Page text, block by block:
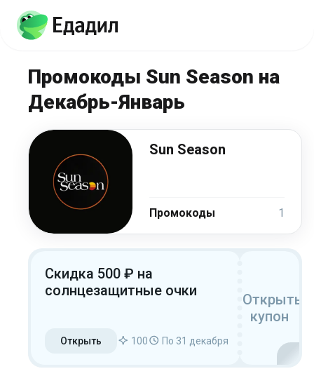
Промокоды Sun Season на
Декабрь-Январь
Sun Season
Промокоды 1
Скидка 500 ₽ на
солнцезащитные очки
Открыть 100 По 31 декабря
Открыть
купон